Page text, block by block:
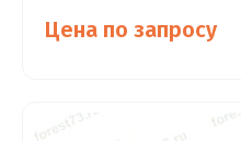
Цена по запросу